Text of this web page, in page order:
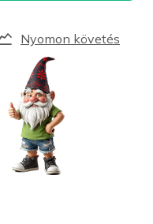
Nyomon követés